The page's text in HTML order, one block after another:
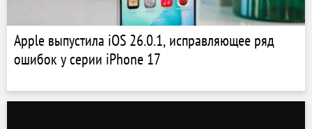
Apple выпустила iOS 26.0.1, исправляющее ряд
ошибок у серии iPhone 17